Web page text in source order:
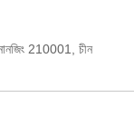
210001, চীন